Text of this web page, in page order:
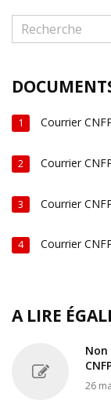
1 Courrier
2 Courrier
3 Courrier
4 Courrier
A LIRE
Non
26